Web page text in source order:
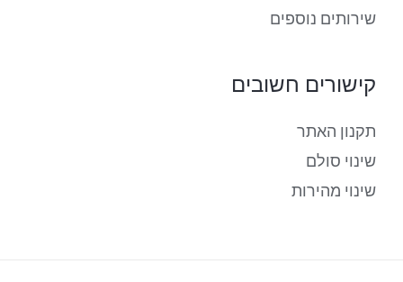
שירותים נוספים
קישורים חשובים
תקנון האתר
שינוי סולם
שינוי מהירות